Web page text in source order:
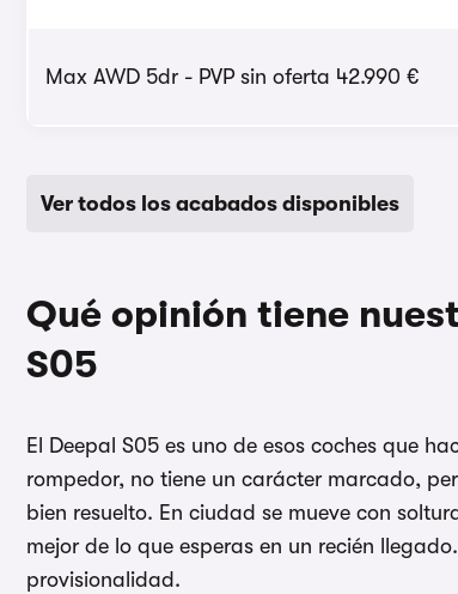
Max AWD 5dr - PVP sin oferta 42.990 €
Ver todos los acabados disponibles
Qué opinión tiene
S05
El Deepal S05 es uno de esos coches que
rompedor, no tiene un carácter marcado,
bien resuelto. En ciudad se mueve con
mejor de lo que esperas en un recién
provisionalidad.